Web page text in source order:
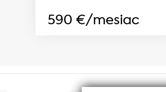
590 €/mesiac